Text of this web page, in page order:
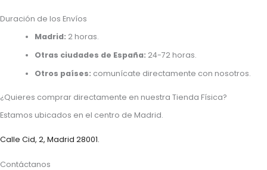
Duración de los Envíos
Madrid: 2 horas.
Otras ciudades de España: 24-72 horas.
Otros países: comunícate directamente con nosotros.
¿Quieres comprar directamente en nuestra Tienda Física?
Estamos ubicados en el centro de Madrid.
Calle Cid, 2, Madrid 28001.
Contáctanos